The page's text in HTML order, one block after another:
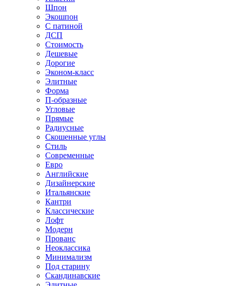
Шпон
Экошпон
С патиной
ДСП
Стоимость
Дешевые
Дорогие
Эконом-класс
Элитные
Форма
П-образные
Угловые
Прямые
Радиусные
Скошенные углы
Стиль
Современные
Евро
Английские
Дизайнерские
Итальянские
Кантри
Классические
Лофт
Модерн
Прованс
Неоклассика
Минимализм
Под старину
Скандинавские